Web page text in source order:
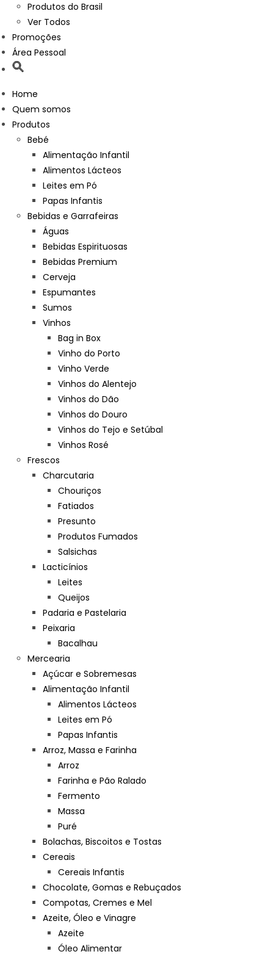
Produtos do Brasil
Ver Todos
Promoções
Área Pessoal
Home
Quem somos
Produtos
Bebé
Alimentação Infantil
Alimentos Lácteos
Leites em Pó
Papas Infantis
Bebidas e Garrafeiras
Águas
Bebidas Espirituosas
Bebidas Premium
Cerveja
Espumantes
Sumos
Vinhos
Bag in Box
Vinho do Porto
Vinho Verde
Vinhos do Alentejo
Vinhos do Dão
Vinhos do Douro
Vinhos do Tejo e Setúbal
Vinhos Rosé
Frescos
Charcutaria
Chouriços
Fatiados
Presunto
Produtos Fumados
Salsichas
Lacticínios
Leites
Queijos
Padaria e Pastelaria
Peixaria
Bacalhau
Mercearia
Açúcar e Sobremesas
Alimentação Infantil
Alimentos Lácteos
Leites em Pó
Papas Infantis
Arroz, Massa e Farinha
Arroz
Farinha e Pão Ralado
Fermento
Massa
Puré
Bolachas, Biscoitos e Tostas
Cereais
Cereais Infantis
Chocolate, Gomas e Rebuçados
Compotas, Cremes e Mel
Azeite, Óleo e Vinagre
Azeite
Óleo Alimentar